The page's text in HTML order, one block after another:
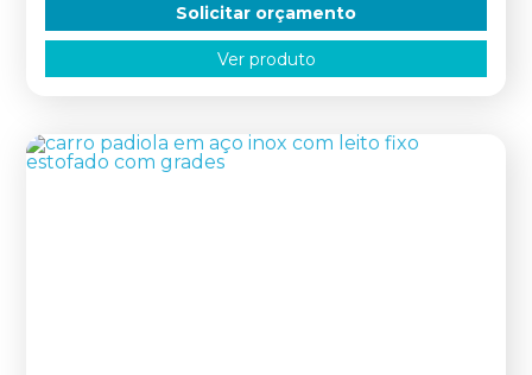
Solicitar orçamento
Ver produto